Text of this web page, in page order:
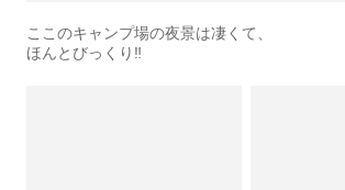
ここのキャンプ場の夜景は凄くて、
ほんとびっくり‼️